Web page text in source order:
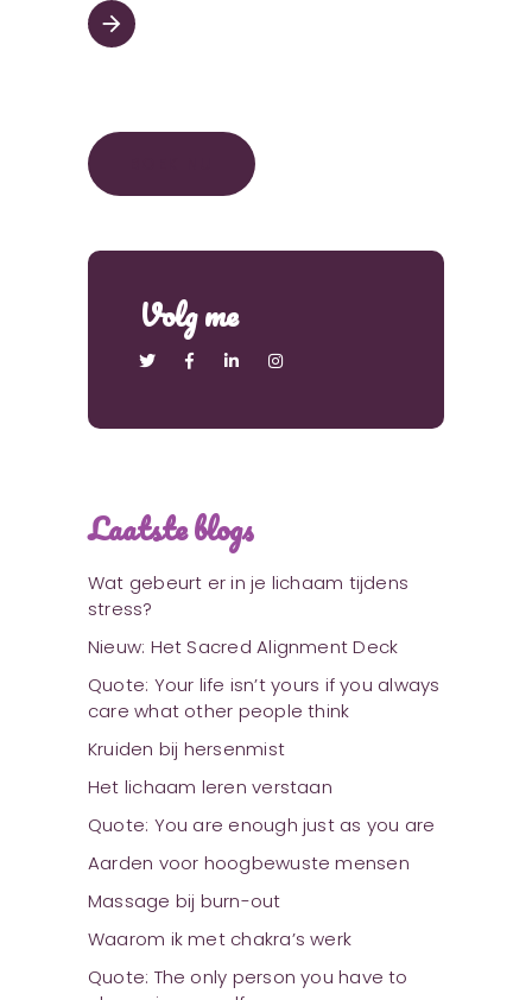
arrow_forward
Volg me
Laatste blogs
Wat gebeurt er in je lichaam tijdens
stress?
Nieuw: Het Sacred Alignment Deck
Quote: Your life isn’t yours if you always
care what other people think
Kruiden bij hersenmist
Het lichaam leren verstaan
Quote: You are enough just as you are
Aarden voor hoogbewuste mensen
Massage bij burn-out
Waarom ik met chakra’s werk
Quote: The only person you have to